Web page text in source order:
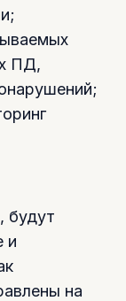
ПД,
будут
и
на